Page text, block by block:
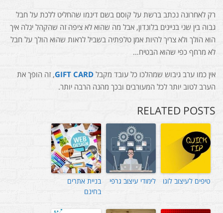
רק לאחרונה נכתב ברשת על קוסם בשם דינמו שהחליט ללכת על חבל
גבוה בין שני בניינים בלונדון, אבל מה שהוא לא ציפה זה שהקהל יגלה איך
הוא הולך ולא צריך להיות אמן טלפתיה בשביל לראות שהוא הולך על חבל
לא מרחף כפי שהוא הבטיח…
אין כמו ערב גיבוש שמהלכו כל עובד מקבל GIFT CARD, זה הופך את
הערב לטוב יותר לכל המעורבים ובכך מהנה הרבה יותר.
RELATED POSTS
טיפים לעיצוב לוגו לימודי עיצוב גרפי
בניית אתרים
בחינם